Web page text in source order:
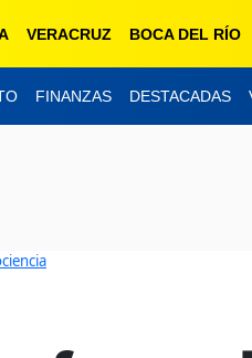
VERACRUZ BOCA DEL RÍO
FINANZAS DESTACADAS